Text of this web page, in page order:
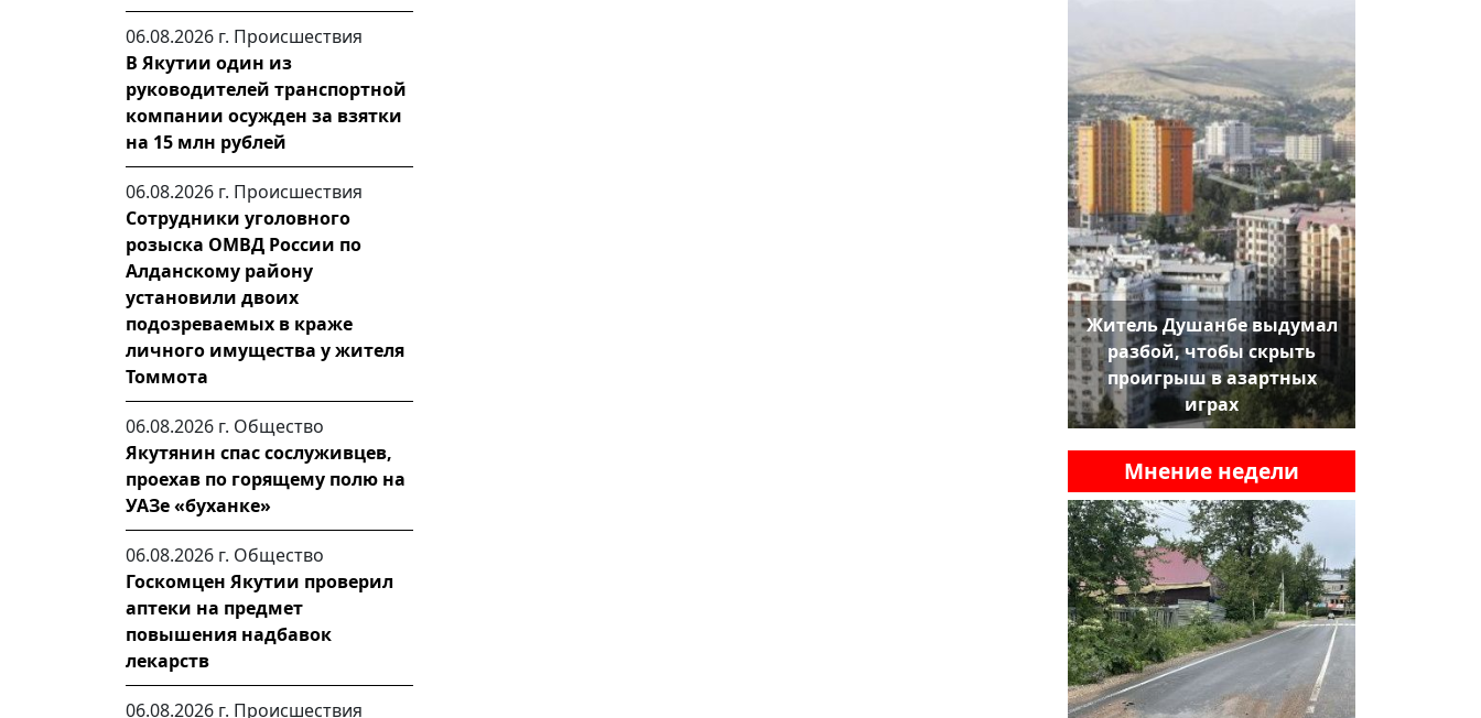
06.08.2026 г. Происшествия
В Якутии один из
руководителей транспортной
компании осужден за взятки
на 15 млн рублей
06.08.2026 г. Происшествия
Сотрудники уголовного
розыска ОМВД России по
Алданскому району
установили двоих
подозреваемых в краже
личного имущества у жителя
Томмота
06.08.2026 г. Общество
Якутянин спас сослуживцев,
проехав по горящему полю на
УАЗе «буханке»
06.08.2026 г. Общество
Госкомцен Якутии проверил
аптеки на предмет
повышения надбавок
лекарств
06.08.2026 г. Происшествия
Житель Душанбе выдумал
разбой, чтобы скрыть
проигрыш в азартных
играх
Мнение недели